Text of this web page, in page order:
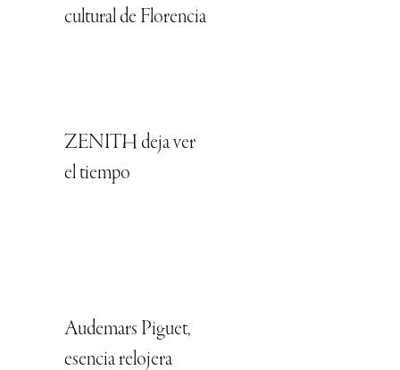
cultural de Florencia
ZENITH deja ver
el tiempo
Audemars Piguet,
esencia relojera